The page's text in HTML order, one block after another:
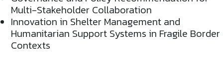
Multi-Stakeholder Collaboration
Innovation in Shelter Management and
Humanitarian Support Systems in Fragile Border
Contexts